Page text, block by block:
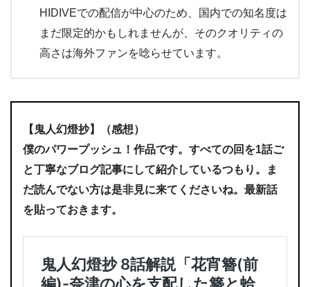
HIDIVEでの配信が中心のため、国内での知名度は
まだ限定的かもしれませんが、そのクオリティの
高さは海外ファンを唸らせています。
【鬼人幻燈抄】（感想）
僕のパワープッシュ！作品です。すべての回を1話ご
と丁寧なブログ記事にして紹介しているつもり。ま
だ読んでない方は是非見に来てくださいね。最新話
を貼っておきます。